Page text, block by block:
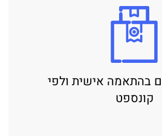
בהתאמה אישית ולפי
קונספט